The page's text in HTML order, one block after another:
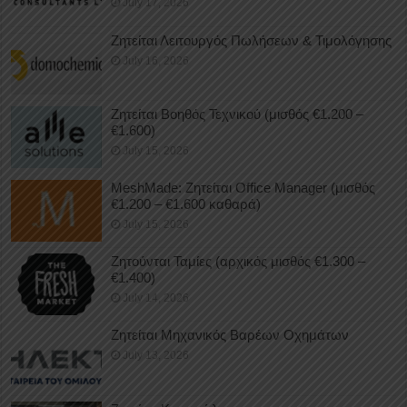
July 17, 2026
Ζητείται Λειτουργός Πωλήσεων & Τιμολόγησης
July 16, 2026
Ζητείται Βοηθός Τεχνικού (μισθός €1.200 –
€1.600)
July 15, 2026
MeshMade: Ζητείται Office Manager (μισθός
€1.200 – €1.600 καθαρά)
July 15, 2026
Ζητούνται Ταμίες (αρχικός μισθός €1.300 –
€1.400)
July 14, 2026
Ζητείται Μηχανικός Βαρέων Οχημάτων
July 13, 2026